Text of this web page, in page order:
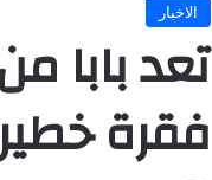
الاخبار
تعد بابا
فقرة